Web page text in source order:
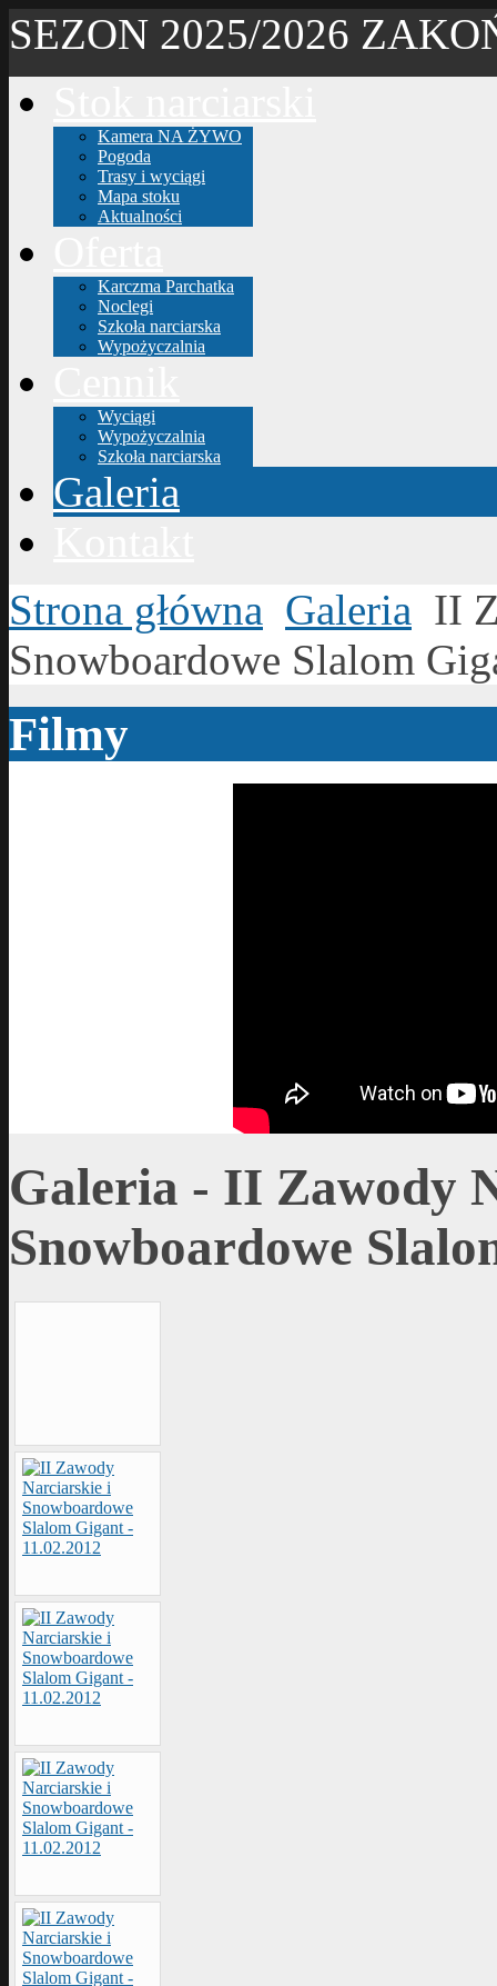
SEZON 2025/2026
Kamera NA ŻYWO
Pogoda
Trasy i wyciągi
Mapa stoku
Aktualności
Karczma Parchatka
Noclegi
Szkoła narciarska
Wypożyczalnia
Wyciągi
Wypożyczalnia
Szkoła narciarska
Galeria
Strona główna Galeria II
Snowboardowe Slalom
Filmy
Galeria - II Zawody
Snowboardowe